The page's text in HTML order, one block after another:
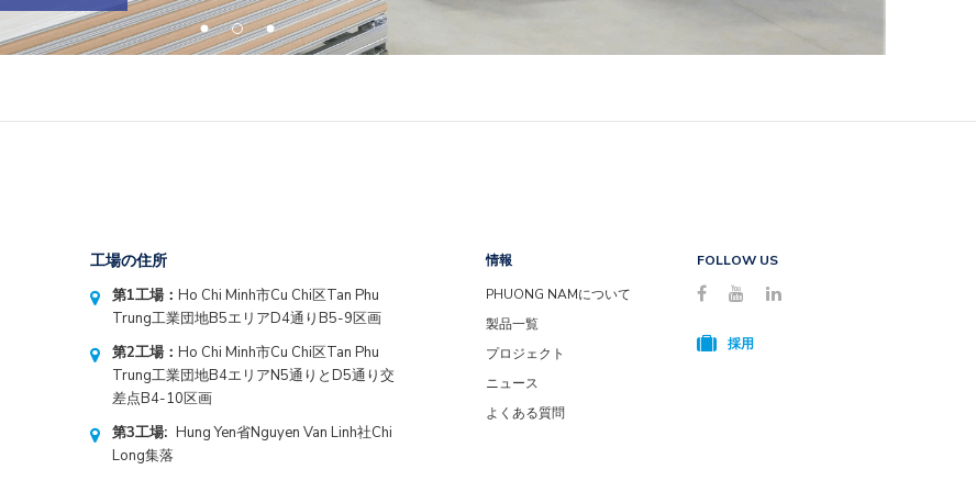
工場の住所
第1工場： Ho Chi Minh市Cu Chi区Tan Phu
Trung工業団地B5エリアD4通りB5-9区画
第2工場： Ho Chi Minh市Cu Chi区Tan Phu
Trung工業団地B4エリアN5通りとD5通り交
差点B4-10区画
第3工場: Hung Yen省Nguyen Van Linh社Chi
Long集落
情報
PHUONG NAMについて
製品一覧
プロジェクト
ニュース
よくある質問
FOLLOW US
採用